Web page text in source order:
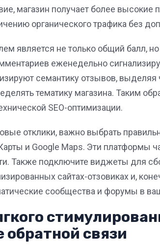
магазин получает более
органического трафика без
является не только общий балл,
еженедельно
семантику отзывов,
тематику магазина. Таким
SEO-оптимизации.
отклики, важно выбрать
и Google Maps. Эти платформы
Также подключите виджеты для
сайтах-отзовиках и,
сообщества и форумы в
обратной связи